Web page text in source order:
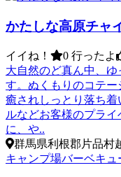
かたしな高原チャ
イイね！ 0 行ったよ
大自然のど真ん中、
す。ぬくもりのコテ
癒されしっとり落ち
ルなどお客様のプラ
に、や..
群馬県利根郡片品村
キャンプ場バーベキュ